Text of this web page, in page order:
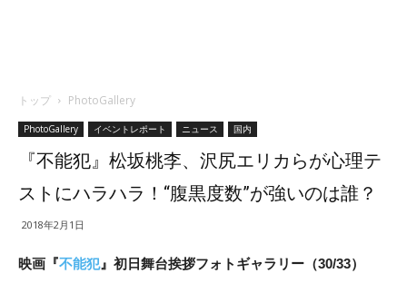
トップ PhotoGallery
PhotoGallery イベントレポート ニュース 国内
『不能犯』松坂桃李、沢尻エリカらが心理テ
ストにハラハラ！“腹黒度数”が強いのは誰？
2018年2月1日
映画『不能犯』初日舞台挨拶フォトギャラリー（30/33）